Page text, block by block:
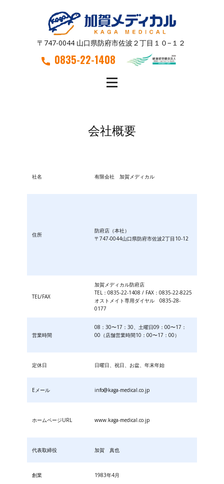
〒747-0044 山口県防府市佐波２丁目１０−１２
0835-22-1408
会社概要
社名 有限会社 加賀メディカル
住所
防府店（本社）
〒747-0044山口県防府市佐波2丁目10-12
TEL/FAX
加賀メディカル防府店
TEL：0835-22-1408 / FAX：0835-22-8225
オストメイト専用ダイヤル 0835-28-
0177
営業時間
08：30〜17：30、土曜日09：00〜17：
00（店舗営業時間10：00〜17：00）
定休日 日曜日、祝日、お盆、年末年始
Eメール info@kaga-medical.co.jp
ホームページURL www.kaga-medical.co.jp
代表取締役 加賀 真也
創業 1983年4月